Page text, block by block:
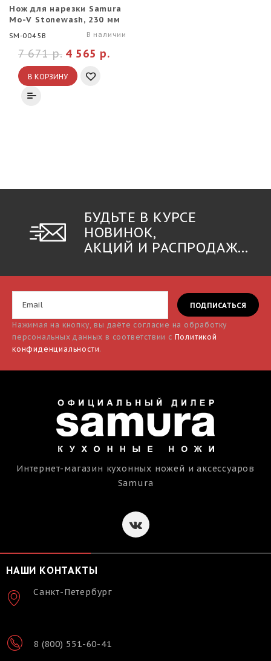
Нож для нарезки Samura
Mo-V Stonewash, 230 мм
SM-0045B В наличии
4 565 р.
7 671 р.
В КОРЗИНУ
БУДЬТЕ В КУРСЕ
НОВИНОК,
АКЦИЙ И РАСПРОДАЖ...
Нажимая на кнопку, вы даёте согласие на обработку
персональных данных в соответствии с Политикой
конфиденциальности.
Интернет-магазин кухонных ножей и аксессуаров
Samura
НАШИ КОНТАКТЫ
Санкт-Петербург
8 (800) 551-60-41